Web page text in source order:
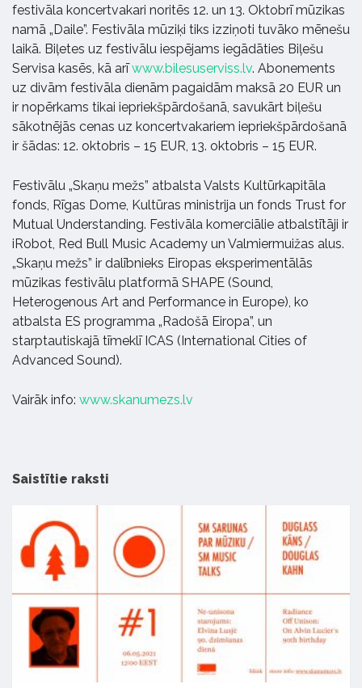
festivāla koncertvakari noritēs 12. un 13. Oktobrī mūzikas
namā „Daile”. Festivāla mūziķi tiks izziņoti tuvāko mēnešu
laikā. Biļetes uz festivālu iespējams iegādāties Biļešu
Servisa kasēs, kā arīwww.bilesuserviss.lv. Abonements
uz divām festivāla dienām pagaidām maksā 20 EUR un
ir nopērkams tikai iepriekšpārdošanā, savukārt biļešu
sākotnējās cenas uz koncertvakariem iepriekšpārdošanā
ir šādas: 12. oktobris – 15 EUR, 13. oktobris – 15 EUR.
Festivālu „Skaņu mežs” atbalsta Valsts Kultūrkapitāla
fonds, Rīgas Dome, Kultūras ministrija un fonds Trust for
Mutual Understanding. Festivāla komerciālie atbalstītāji ir
iRobot, Red Bull Music Academy un Valmiermuižas alus.
„Skaņu mežs” ir dalībnieks Eiropas eksperimentālās
mūzikas festivālu platformā SHAPE (Sound,
Heterogenous Art and Performance in Europe), ko
atbalsta ES programma „Radošā Eiropa”, un
starptautiskajā tīmeklī ICAS (International Cities of
Advanced Sound).
Vairāk info: www.skanumezs.lv
Saistītie raksti